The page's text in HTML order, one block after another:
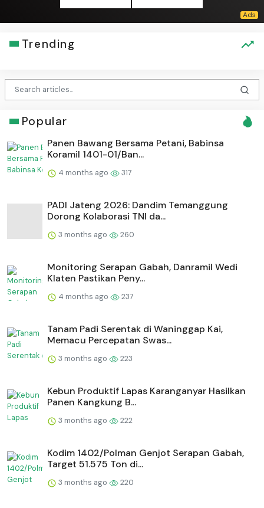
Trending
Popular
Panen Bawang Bersama Petani, Babinsa
Koramil 1401-01/Ban...
4 months ago 317
PADI Jateng 2026: Dandim Temanggung
Dorong Kolaborasi TNI da...
3 months ago 260
Monitoring Serapan Gabah, Danramil Wedi
Klaten Pastikan Peny...
4 months ago 237
Tanam Padi Serentak di Waninggap Kai,
Memacu Percepatan Swas...
3 months ago 223
⁠Kebun Produktif Lapas Karanganyar Hasilkan
Panen Kangkung B...
3 months ago 222
Kodim 1402/Polman Genjot Serapan Gabah,
Target 51.575 Ton di...
3 months ago 220